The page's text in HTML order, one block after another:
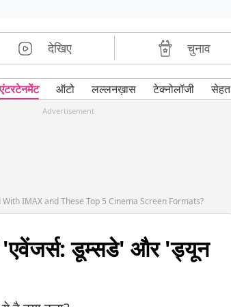
देखिए चुनाव
ऑटो लल्लनख़ास टेक्नोलॉजी सेहत
Advertisement
IMAX and These Top 5 Cinema Screen Formats?
डूम्सडे' और 'ड्यून